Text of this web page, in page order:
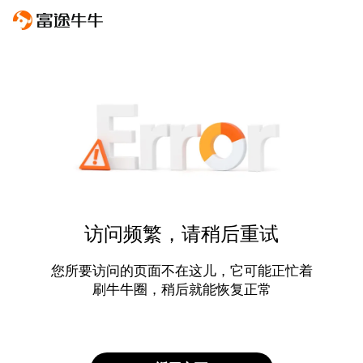
访问频繁，请稍后重试
您所要访问的页面不在这儿，它可能正忙着
刷牛牛圈，稍后就能恢复正常